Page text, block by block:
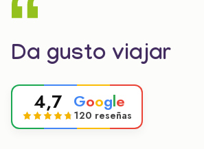
Da gusto viajar
4,7 Google
120 reseñas